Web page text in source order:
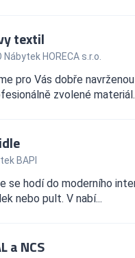
textil
Nábytek HORECA s.r.o.
pro Vás dobře
zvolené
BAPI
se hodí do moderního
nebo pult. V nabí...
a NCS